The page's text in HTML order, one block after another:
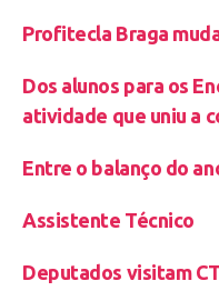
Profitecla Braga
Dos alunos para os
atividade que uniu a
Entre o balanço do
Assistente Técnico
Deputados visitam